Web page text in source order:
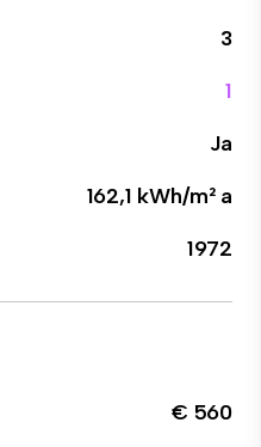
3
1
Ja
162,1 kWh/m² a
1972
€ 560